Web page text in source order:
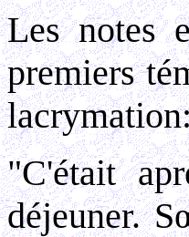
Les notes
premiers
"C'était
déjeuner.